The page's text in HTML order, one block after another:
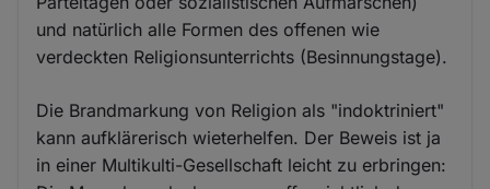
und natürlich alle Formen des offenen wie
verdeckten Religionsunterrichts (Besinnungstage).
Die Brandmarkung von Religion als "indoktriniert"
kann aufklärerisch wieterhelfen. Der Beweis ist ja
in einer Multikulti-Gesellschaft leicht zu erbringen: